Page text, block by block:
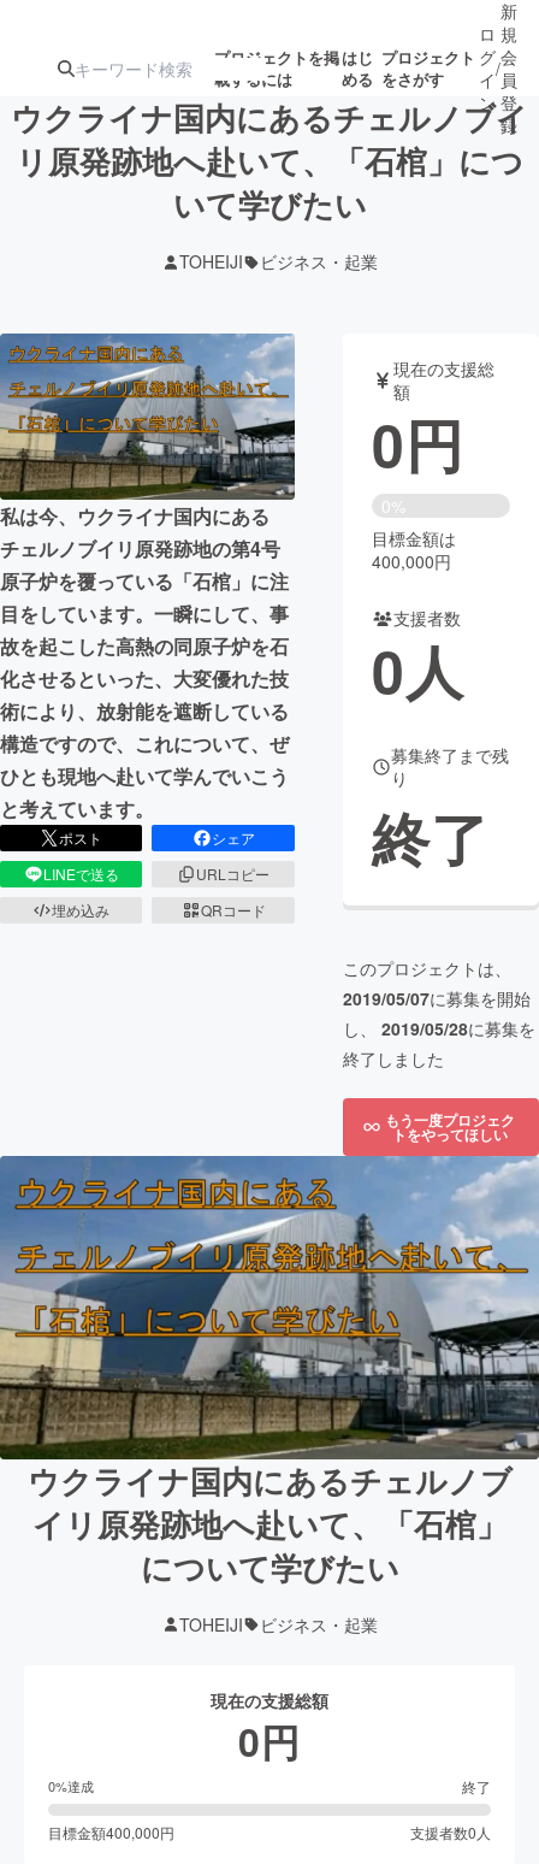
プロジェクトを掲
載するには
はじ
める
プロジェクト
をさがす
注目の新着プロ募集終了が近いプ
テクノロジー・ガジェット
映像・映画 書籍・雑誌
ビジネス・起業 チャレンジ
まちづくり・地域活性化
CAMPFIRE for Social Good
CAMPFIRE Creation
CAMPFIREふるさと納税machi-ya コミュニティ
ロ
グ
イ
ン
/
新
規
会
員
登
録
ウクライナ国内にあるチェルノブイ
リ原発跡地へ赴いて、「石棺」につ
いて学びたい
TOHEIJI ビジネス・起業
私は今、ウクライナ国内にある
チェルノブイリ原発跡地の第4号
原子炉を覆っている「石棺」に注
目をしています。一瞬にして、事
故を起こした高熱の同原子炉を石
化させるといった、大変優れた技
術により、放射能を遮断している
構造ですので、これについて、ぜ
ひとも現地へ赴いて学んでいこう
と考えています。
ポスト
シェア
LINEで送る
URLコピー
埋め込み
QRコード
現在の支援総
額
0円
0%
目標金額は
400,000円
支援者数
0人
募集終了まで残
り
終了
このプロジェクトは、
2019/05/07に募集を開始
し、 2019/05/28に募集を
終了しました
もう一度プロジェク
トをやってほしい
ウクライナ国内にあるチェルノブ
イリ原発跡地へ赴いて、「石棺」
について学びたい
TOHEIJI ビジネス・起業
現在の支援総額
0円
0%達成 終了
目標金額400,000円 支援者数0 人